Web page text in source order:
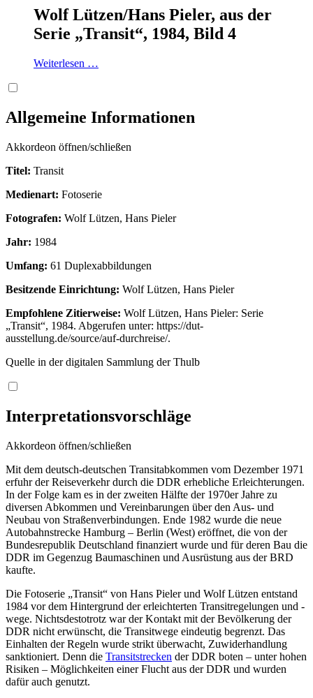
Wolf Lützen/Hans Pieler, aus der
Serie „Transit“, 1984, Bild 4
Weiterlesen …
Allgemeine Informationen
Akkordeon öffnen/schließen
Titel: Transit
Medienart: Fotoserie
Fotografen: Wolf Lützen, Hans Pieler
Jahr: 1984
Umfang: 61 Duplexabbildungen
Besitzende Einrichtung: Wolf Lützen, Hans Pieler
Empfohlene Zitierweise: Wolf Lützen, Hans Pieler: Serie
„Transit“, 1984. Abgerufen unter: https://dut-
ausstellung.de/source/auf-durchreise/.
Quelle in der digitalen Sammlung der Thulb
Interpretationsvorschläge
Akkordeon öffnen/schließen
Mit dem deutsch-deutschen Transitabkommen vom Dezember 1971
erfuhr der Reiseverkehr durch die DDR erhebliche Erleichterungen.
In der Folge kam es in der zweiten Hälfte der 1970er Jahre zu
diversen Abkommen und Vereinbarungen über den Aus- und
Neubau von Straßenverbindungen. Ende 1982 wurde die neue
Autobahnstrecke Hamburg – Berlin (West) eröffnet, die von der
Bundesrepublik Deutschland finanziert wurde und für deren Bau die
DDR im Gegenzug Baumaschinen und Ausrüstung aus der BRD
kaufte.
Die Fotoserie „Transit“ von Hans Pieler und Wolf Lützen entstand
1984 vor dem Hintergrund der erleichterten Transitregelungen und -
wege. Nichtsdestotrotz war der Kontakt mit der Bevölkerung der
DDR nicht erwünscht, die Transitwege eindeutig begrenzt. Das
Einhalten der Regeln wurde strikt überwacht, Zuwiderhandlung
sanktioniert. Denn die Transitstrecken der DDR boten – unter hohen
Risiken – Möglichkeiten einer Flucht aus der DDR und wurden
dafür auch genutzt.